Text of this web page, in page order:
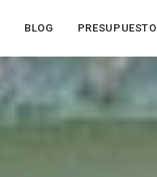
BLOG PRESUPUESTO